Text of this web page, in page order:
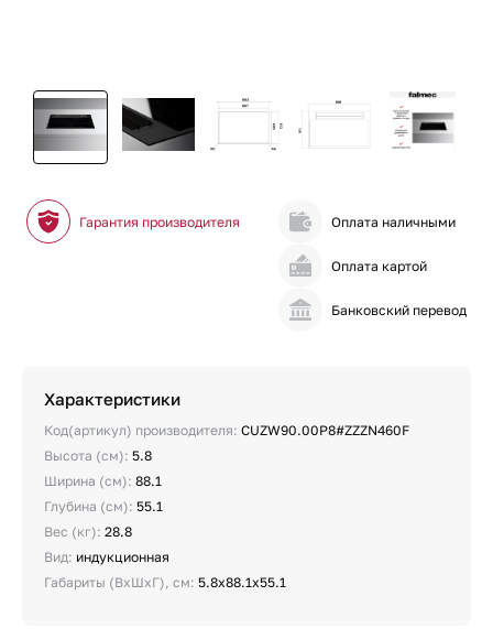
Гарантия производителя Оплата наличными
Оплата картой
Банковский перевод
Характеристики
Код(артикул) производителя: CUZW90.00P8#ZZZN460F
Высота (см): 5.8
Ширина (см): 88.1
Глубина (см): 55.1
Вес (кг): 28.8
Вид: индукционная
Габариты (ВхШхГ), см: 5.8х88.1х55.1